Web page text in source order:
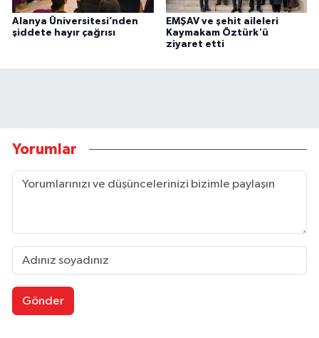
Alanya Üniversitesi’nden
şiddete hayır çağrısı
EMŞAV ve şehit aileleri
Kaymakam Öztürk'ü
ziyaret etti
Yorumlar
Gönder